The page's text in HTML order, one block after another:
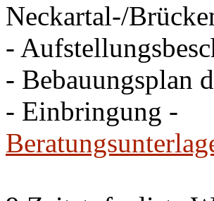
Neckartal-/
-
- Bebauungsplan
- Einbringung -